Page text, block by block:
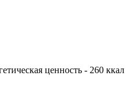
ценность - 260 ккал